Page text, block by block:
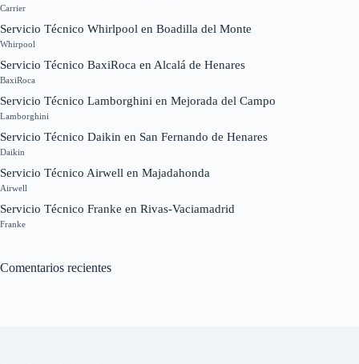
Carrier
Servicio Técnico Whirlpool en Boadilla del Monte
Whirpool
Servicio Técnico BaxiRoca en Alcalá de Henares
BaxiRoca
Servicio Técnico Lamborghini en Mejorada del Campo
Lamborghini
Servicio Técnico Daikin en San Fernando de Henares
Daikin
Servicio Técnico Airwell en Majadahonda
Airwell
Servicio Técnico Franke en Rivas-Vaciamadrid
Franke
Comentarios recientes